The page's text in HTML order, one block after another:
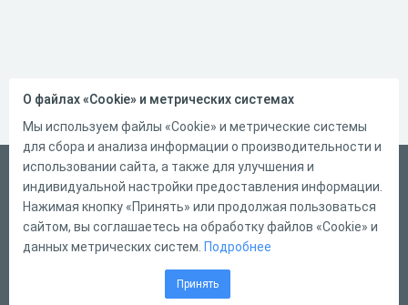
Русский
Справка
Форма обратной связи
О файлах «Cookie» и метрических системах
Мы используем файлы «Cookie» и метрические системы
для сбора и анализа информации о производительности и
использовании сайта, а также для улучшения и
индивидуальной настройки предоставления информации.
Нажимая кнопку «Принять» или продолжая пользоваться
сайтом, вы соглашаетесь на обработку файлов «Cookie» и
данных метрических систем. Подробнее
Принять